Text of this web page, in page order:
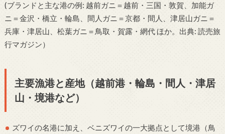
(ブランドと主な港の例: 越前ガニ＝越前・三国・敦賀、加能ガ
ニ＝金沢・橋立・輪島、間人ガニ＝京都・間人、津居山ガニ＝
兵庫・津居山、松葉ガニ＝鳥取・賀露・網代 ほか。出典: 読売旅
行マガジン）
主要漁港と産地（越前港・輪島・間人・津居
山・境港など）
ズワイの名港に加え、ベニズワイの一大拠点として境港（鳥